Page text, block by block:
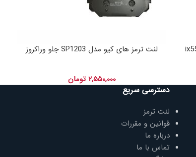
لنت ترمز های کیو مدل SP1203 جلو وراکروز
۲,۵۵۰,۰۰۰ تومان
دسترسی سریع
لنت ترمز
قوانین و مقررات
درباره ما
تماس با ما